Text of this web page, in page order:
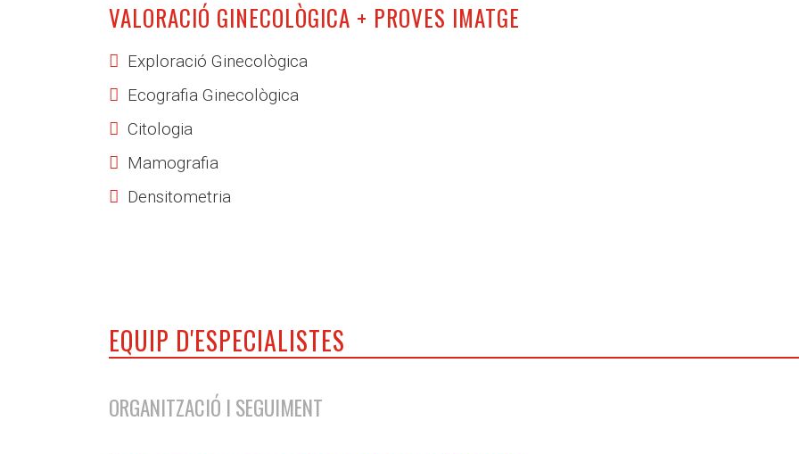
VALORACIÓ GINECOLÒGICA + PROVES IMATGE
Exploració Ginecològica
Ecografia Ginecològica
Citologia
Mamografia
Densitometria
EQUIP D'ESPECIALISTES
ORGANITZACIÓ I SEGUIMENT